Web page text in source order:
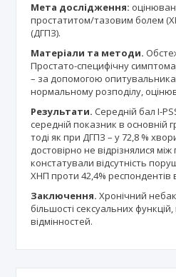
Мета дослідження:
простатитом/тазовим болем
(ДГПЗ).
Матеріали та методи.
Простато-специфічну
– за допомогою опитувальника
нормальному розподілу,
Результати. Середній бал I-
середній показник в основній
тоді як при ДГПЗ – у 72,8 %
достовірно не відрізнялися
констатували відсутність
ХНП проти 42,4% респондентів
Заключення. Хронічний
більшості сексуальних
відмінностей.